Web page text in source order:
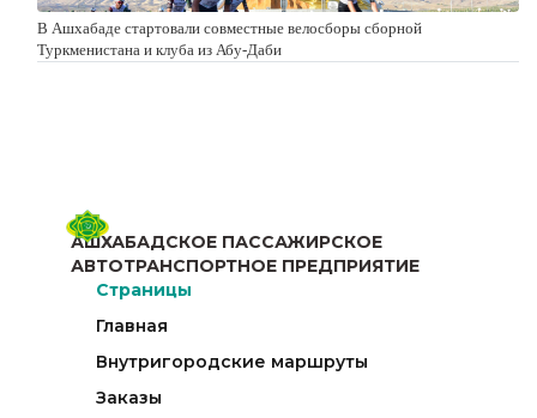
В Ашхабаде стартовали совместные велосборы сборной
Туркменистана и клуба из Абу-Даби
АШХАБАДСКОЕ ПАССАЖИРСКОЕ
АВТОТРАНСПОРТНОЕ ПРЕДПРИЯТИЕ
Страницы
Главная
Внутригородские маршруты
Заказы